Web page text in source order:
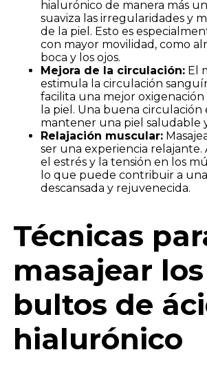
hialurónico de manera más
suaviza las irregularidades y
de la piel. Esto es
con mayor movilidad, como
boca y los ojos.
Mejora de la circulación:El
estimula la circulación
facilita una mejor
la piel. Una buena circulación
mantener una piel saludable
Relajación muscular:
ser una experiencia relajante.
el estrés y la tensión en los
lo que puede contribuir a
descansada y rejuvenecida.
Técnicas
masajear los
bultos de
hialurónico